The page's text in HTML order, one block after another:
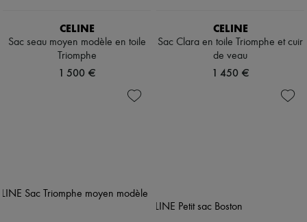
CELINE
Sac seau moyen modèle en toile
Triomphe
1 500 €
CELINE
Sac Clara en toile Triomphe et cuir
de veau
1 450 €